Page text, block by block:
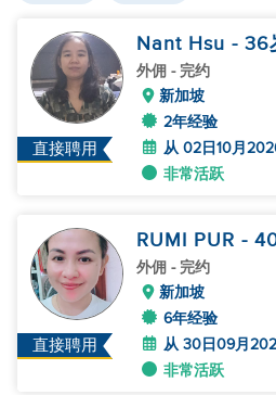
直接聘用
Nant Hsu - 36
外佣 - 完约
新加坡
2年经验
从 02日10月
非常活跃
直接聘用
RUMI PUR -
外佣 - 完约
新加坡
6年经验
从 30日09月
非常活跃